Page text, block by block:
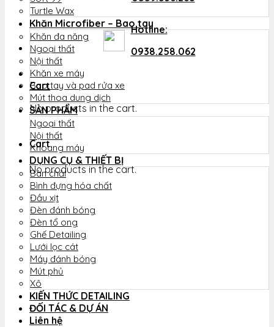
Hotline:
0938.258.062
Cart
No products in the cart.
Cart
No products in the cart.
Turtle Wax
Khăn Microfiber – Bao tay
Khăn đa năng
Ngoại thất
Nội thất
Khăn xe máy
Bao tay và pad rửa xe
Mút thoa dung dịch
SẢN PHẨM
Ngoại thất
Nội thất
Khoang máy
DỤNG CỤ & THIẾT BỊ
Bàn chải
Bình đựng hóa chất
Đầu xịt
Đèn đánh bóng
Đèn tổ ong
Ghế Detailing
Lưới lọc cát
Máy đánh bóng
Mút phủ
Xô
KIẾN THỨC DETAILING
ĐỐI TÁC & DỰ ÁN
Liên hệ